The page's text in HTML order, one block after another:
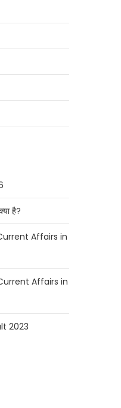
है?
Affairs in
Affairs in
2023